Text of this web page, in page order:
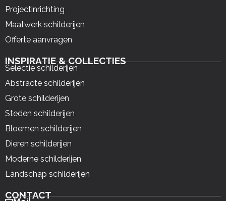
Projectinrichting
Maatwerk schilderijen
Offerte aanvragen
INSPIRATIE & COLLECTIES
Selectie schilderijen
Abstracte schilderijen
Grote schilderijen
Steden schilderijen
Bloemen schilderijen
Dieren schilderijen
Moderne schilderijen
Landschap schilderijen
CONTACT